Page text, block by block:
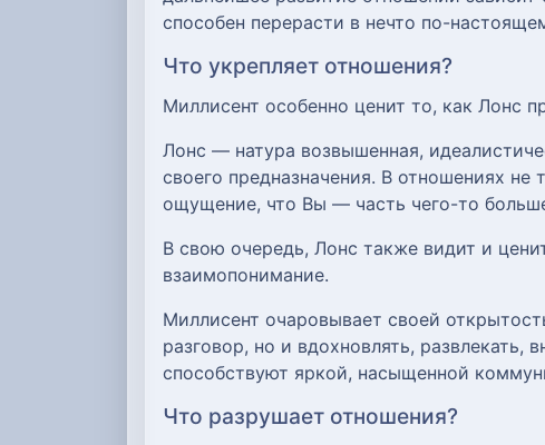
способен перерасти в нечто по-
Что укрепляет отношения?
Миллисент особенно ценит то, как Лонс
Лонс — натура возвышенная,
своего предназначения. В отношениях
ощущение, что Вы — часть чего-то
В свою очередь, Лонс также видит и
взаимопонимание.
Миллисент очаровывает своей
разговор, но и вдохновлять,
способствуют яркой, насыщенной
Что разрушает отношения?